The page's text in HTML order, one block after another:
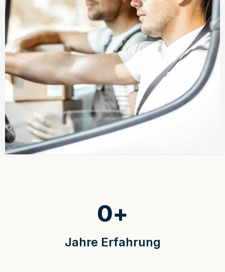
Jahre Erfahrung
0+